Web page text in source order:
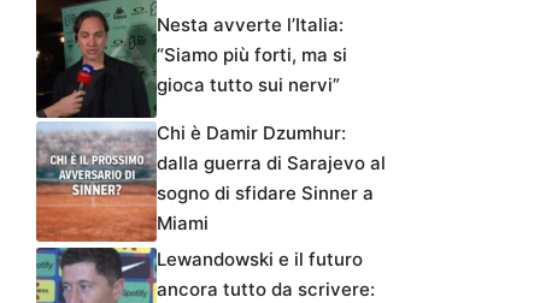
Nesta avverte l’Italia:
“Siamo più forti, ma si
gioca tutto sui nervi”
Chi è Damir Dzumhur:
dalla guerra di Sarajevo al
sogno di sfidare Sinner a
Miami
Lewandowski e il futuro
ancora tutto da scrivere: